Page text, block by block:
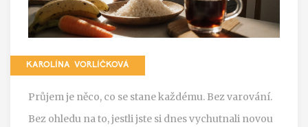
KAROLÍNA VORLÍČKOVÁ
Průjem je něco, co se stane každému. Bez varování.
Bez ohledu na to, jestli jste si dnes vychutnali novou